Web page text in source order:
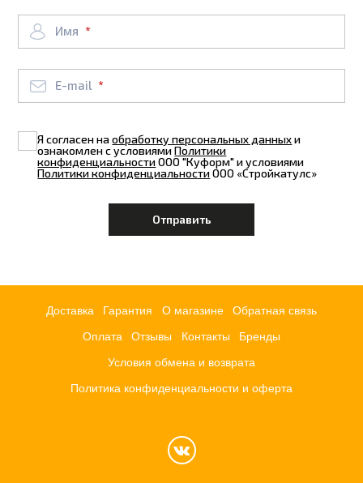
Имя
E-mail
Я согласен наобработку персональных данныхи
ознакомлен с условиямиПолитики
конфиденциальностиООО "Куформ" и условиями
Политики конфиденциальностиООО «Стройкатулс»
Доставка Гарантия О магазине Обратная связь
Оплата Отзывы Контакты Бренды
Условия обмена и возврата
Политика конфиденциальности и оферта